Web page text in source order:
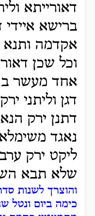
דאורייתא
ברישא איידי
אקדמה ותנא
וכל שכן
אחד מעשר
דגן וליתני
דתנן ירק
נאגד
ליקט ירק
שלא תבא
והוצרך לשנות
כימה ביום ונטל